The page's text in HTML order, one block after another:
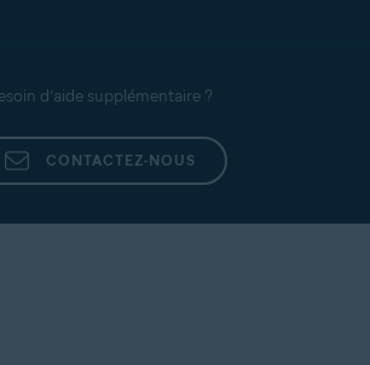
d’aide supplémentaire ?
CONTACTEZ-NOUS